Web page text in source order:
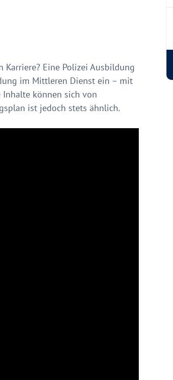
Eine Polizei Ausbildung
im Mittleren Dienst ein – mit
Inhalte können sich von
ist jedoch stets ähnlich.